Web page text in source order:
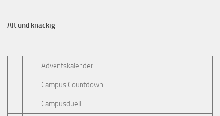
Alt und knackig
Adventskalender
Campus Countdown
Campusduell